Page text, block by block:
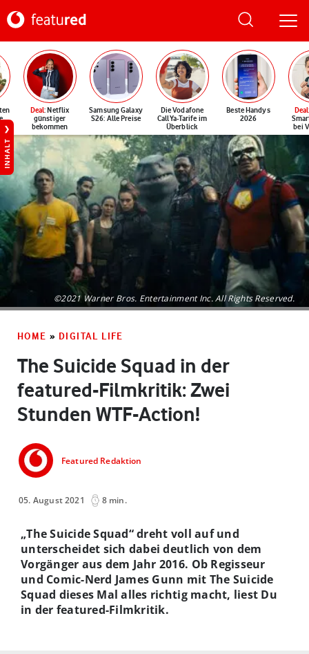
Deal: Netflix
günstiger
bekommen
Samsung Galaxy
S26: Alle Preise
Die Vodafone
CallYa-Tarife im
Überblick
Beste Handys
2026
Deal
bei
INHALT
©2021 Warner Bros. Entertainment Inc. All Rights Reserved.
HOME » DIGITAL LIFE
The Suicide Squad in der
featured-Filmkritik: Zwei
Stunden WTF-Action!
Featured Redaktion
05. August 2021 8 min.
„The Suicide Squad“ dreht voll auf und
unterscheidet sich dabei deutlich von dem
Vorgänger aus dem Jahr 2016. Ob Regisseur
und Comic-Nerd James Gunn mit The Suicide
Squad dieses Mal alles richtig macht, liest Du
in der featured-Filmkritik.